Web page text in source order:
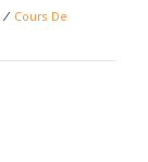
⁄ Cours De